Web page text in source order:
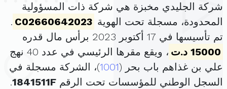
شركة الجليدي مخبزة هي شركة ذات المسؤولية
المحدودة، مسجلة تحت الهوية C02660642023
.
تم تأسيسها في 17 أكتوبر 2023 برأس مال قدره
15000 د.ت
، ويقع مقرها الرئيسي في عدد 40 نهج
علي بن غذاهم باب بحر (1001)، الشركة مسجلة في
السجل الوطني للمؤسسات تحت الرقم 1841511F
.